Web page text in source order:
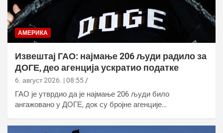
АМЕРИКА
Извештај ГАО: најмање 206 људи радило за
ДОГЕ, део агенција ускратио податке
6. август 2026. | 08:55
ГАО је утврдио да је најмање 206 људи било
ангажовано у ДОГЕ, док су бројне агенције…